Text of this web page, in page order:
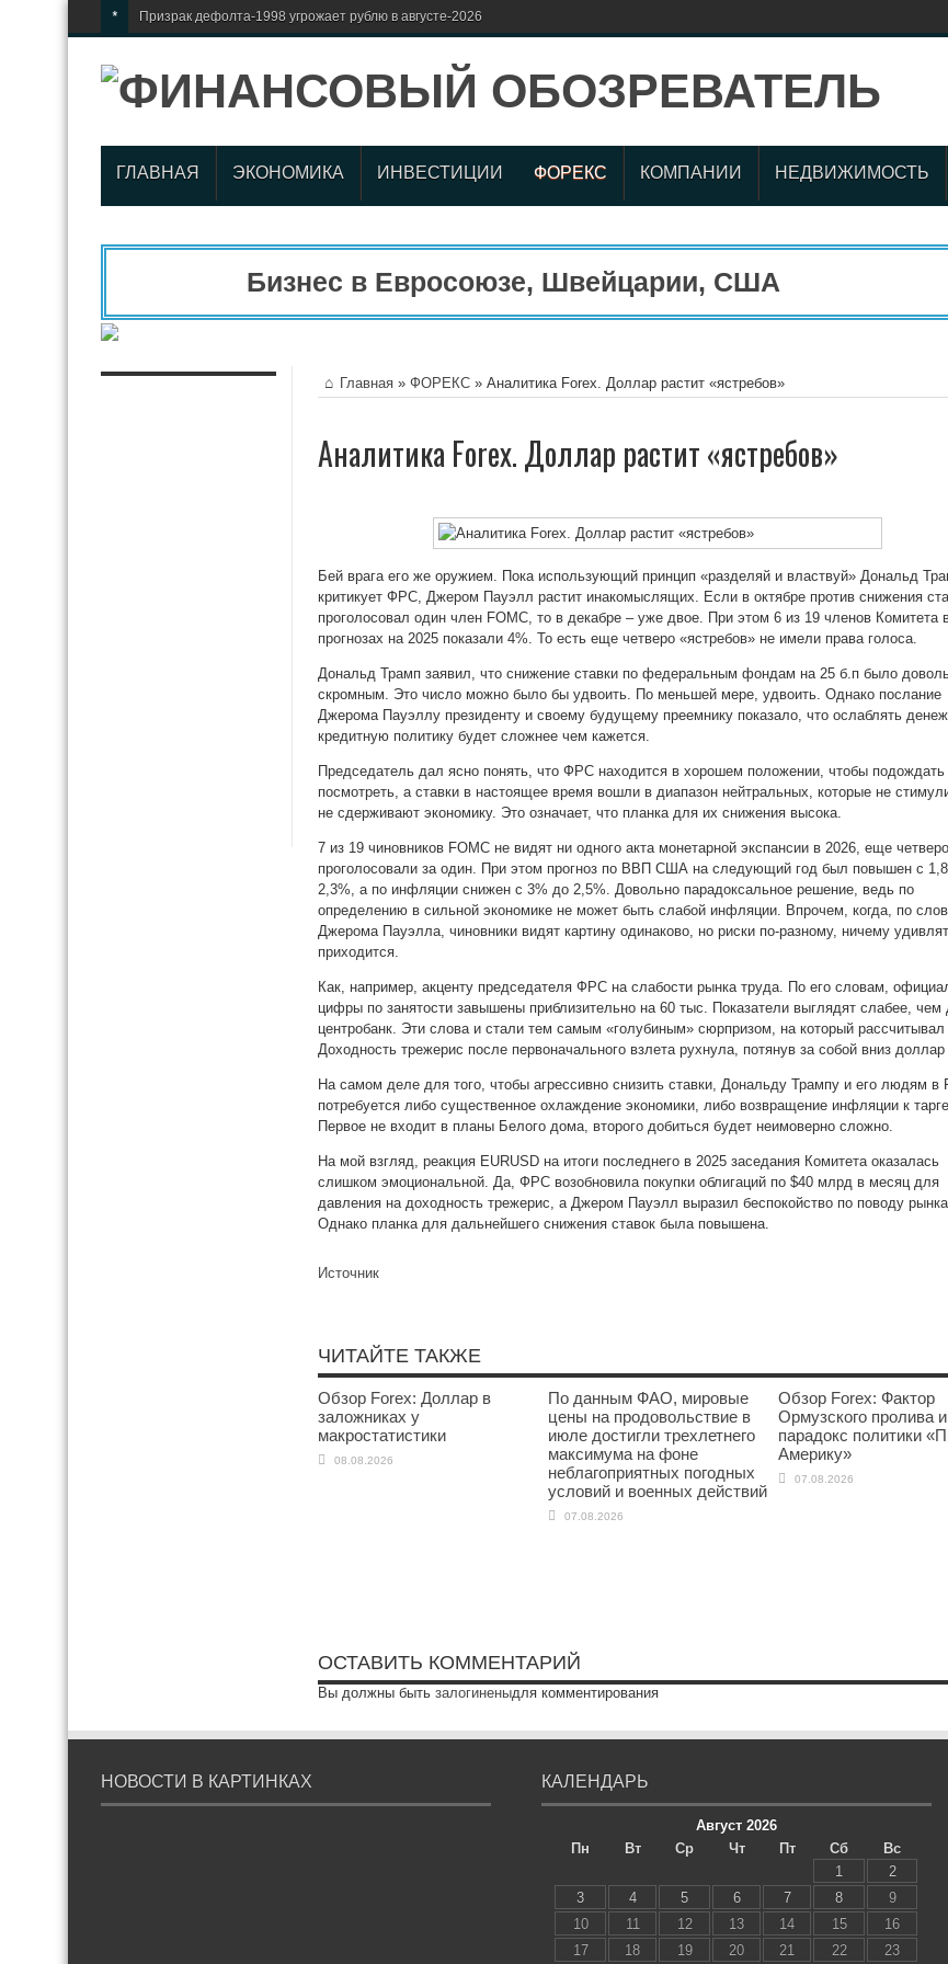
* Призрак дефолта-1998 угрожает рублю в августе-2026
ГЛАВНАЯ ЭКОНОМИКА ИНВЕСТИЦИИ ФОРЕКС КОМПАНИИ НЕДВИЖИМОСТЬ
Бизнес в Евросоюзе, Швейцарии, США
Главная » ФОРЕКС » Аналитика Forex. Доллар растит «ястребов»
Аналитика Forex. Доллар растит «ястребов»
Бей врага его же оружием. Пока использующий принцип «разделяй и властвуй» Дональд
критикует ФРС, Джером Пауэлл растит инакомыслящих. Если в октябре против снижения
проголосовал один член FOMC, то в декабре – уже двое. При этом 6 из 19 членов Комитета
прогнозах на 2025 показали 4%. То есть еще четверо «ястребов» не имели права голоса.
Дональд Трамп заявил, что снижение ставки по федеральным фондам на 25 б.п было
скромным. Это число можно было бы удвоить. По меньшей мере, удвоить. Однако послание
Джерома Пауэллу президенту и своему будущему преемнику показало, что ослаблять
кредитную политику будет сложнее чем кажется.
Председатель дал ясно понять, что ФРС находится в хорошем положении, чтобы подождать
посмотреть, а ставки в настоящее время вошли в диапазон нейтральных, которые не
не сдерживают экономику. Это означает, что планка для их снижения высока.
7 из 19 чиновников FOMC не видят ни одного акта монетарной экспансии в 2026, еще четверо
проголосовали за один. При этом прогноз по ВВП США на следующий год был повышен с
2,3%, а по инфляции снижен с 3% до 2,5%. Довольно парадоксальное решение, ведь по
определению в сильной экономике не может быть слабой инфляции. Впрочем, когда, по
Джерома Пауэлла, чиновники видят картину одинаково, но риски по-разному, ничему
приходится.
Как, например, акценту председателя ФРС на слабости рынка труда. По его словам,
цифры по занятости завышены приблизительно на 60 тыс. Показатели выглядят слабее, чем
центробанк. Эти слова и стали тем самым «голубиным» сюрпризом, на который рассчитывал
Доходность трежерис после первоначального взлета рухнула, потянув за собой вниз
На самом деле для того, чтобы агрессивно снизить ставки, Дональду Трампу и его людям в
потребуется либо существенное охлаждение экономики, либо возвращение инфляции к
Первое не входит в планы Белого дома, второго добиться будет неимоверно сложно.
На мой взгляд, реакция EURUSD на итоги последнего в 2025 заседания Комитета оказалась
слишком эмоциональной. Да, ФРС возобновила покупки облигаций по $40 млрд в месяц для
давления на доходность трежерис, а Джером Пауэлл выразил беспокойство по поводу
Однако планка для дальнейшего снижения ставок была повышена.
Источник
ЧИТАЙТЕ ТАКЖЕ
Обзор Forex: Доллар в
заложниках у
макростатистики
08.08.2026
По данным ФАО, мировые
цены на продовольствие в
июле достигли трехлетнего
максимума на фоне
неблагоприятных погодных
условий и военных действий
07.08.2026
Обзор Forex: Фактор
Ормузского пролива и
парадокс политики
Америку»
07.08.2026
ОСТАВИТЬ КОММЕНТАРИЙ
Вы должны быть залогиненыдля комментирования
НОВОСТИ В КАРТИНКАХ КАЛЕНДАРЬ
Август 2026
Пн
Вт Ср Чт Пт Сб
Вс
1
2
3
4 5 6 7 8
9
10
11 12 13 14 15
16
17
18 19 20 21 22 23